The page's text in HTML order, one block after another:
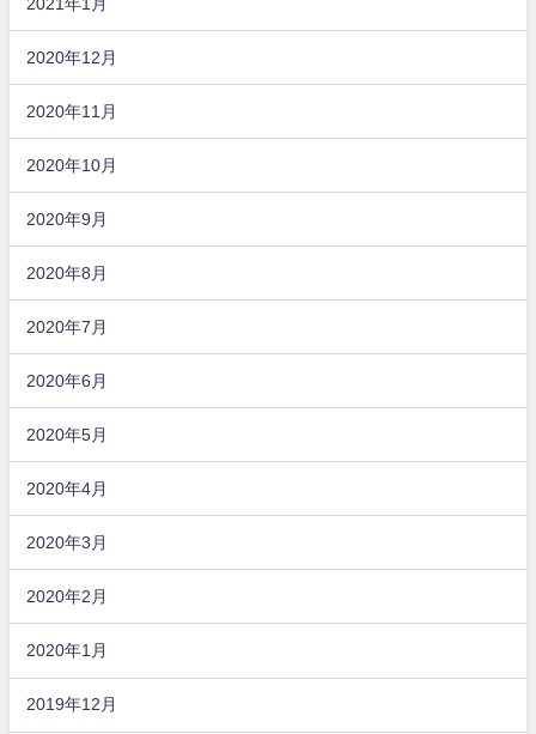
2020年12月
2020年11月
2020年10月
2020年9月
2020年8月
2020年7月
2020年6月
2020年5月
2020年4月
2020年3月
2020年2月
2020年1月
2019年12月